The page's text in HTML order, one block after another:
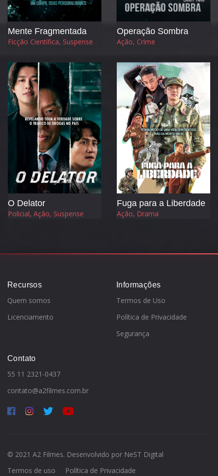
Mente Fragmentada
Ficção Científica, Suspense
Operação Sombra
Ação, Crime
O Delator
Policial, Ação, Suspense
Fuga para a Liberdade
Ação, Drama
Recursos
Quem somos
Licenciamento
Informações
Termos de Uso
Política de Privacidade
Segurança
Contato
55 11 2321-0437
contato@a2filmes.com.br
© 2021 A2 Filmes. Desenvolvido por NeST Digital
Termos de uso
Política de Privacidade